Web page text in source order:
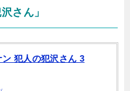
さん」
犯人の犯沢さん 3